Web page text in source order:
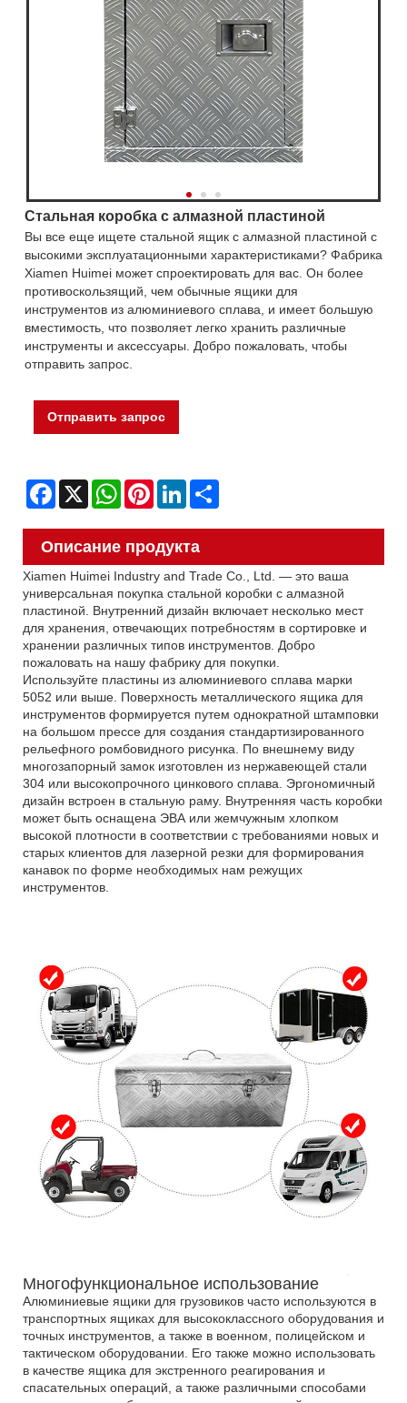
Стальная коробка с алмазной пластиной
Вы все еще ищете стальной ящик с алмазной пластиной с
высокими эксплуатационными характеристиками? Фабрика
Xiamen Huimei может спроектировать для вас. Он более
противоскользящий, чем обычные ящики для
инструментов из алюминиевого сплава, и имеет большую
вместимость, что позволяет легко хранить различные
инструменты и аксессуары. Добро пожаловать, чтобы
отправить запрос.
Отправить запрос
Facebook
X WhatsAppPinterestLinkedIn
Описание продукта
Xiamen Huimei Industry and Trade Co., Ltd. — это ваша
универсальная покупка стальной коробки с алмазной
пластиной. Внутренний дизайн включает несколько мест
для хранения, отвечающих потребностям в сортировке и
хранении различных типов инструментов. Добро
пожаловать на нашу фабрику для покупки.
Используйте пластины из алюминиевого сплава марки
5052 или выше. Поверхность металлического ящика для
инструментов формируется путем однократной штамповки
на большом прессе для создания стандартизированного
рельефного ромбовидного рисунка. По внешнему виду
многозапорный замок изготовлен из нержавеющей стали
304 или высокопрочного цинкового сплава. Эргономичный
дизайн встроен в стальную раму. Внутренняя часть коробки
может быть оснащена ЭВА или жемчужным хлопком
высокой плотности в соответствии с требованиями новых и
старых клиентов для лазерной резки для формирования
канавок по форме необходимых нам режущих
инструментов.
Многофункциональное использование
Алюминиевые ящики для грузовиков часто используются в
транспортных ящиках для высококлассного оборудования и
точных инструментов, а также в военном, полицейском и
тактическом оборудовании. Его также можно использовать
в качестве ящика для экстренного реагирования и
спасательных операций, а также различными способами